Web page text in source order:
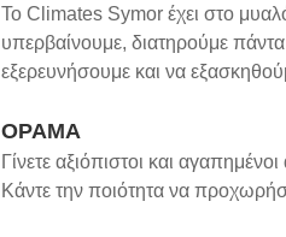
Το Climates Symor έχει στο
υπερβαίνουμε, διατηρούμε
εξερευνήσουμε και να
ΟΡΑΜΑ
Γίνετε αξιόπιστοι και
Κάντε την ποιότητα να